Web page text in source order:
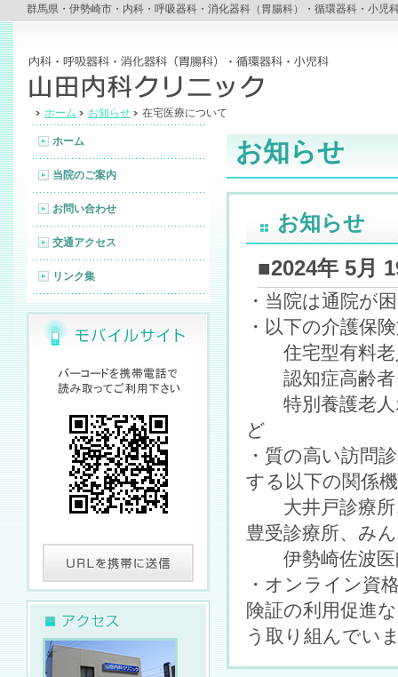
群馬県・伊勢崎市・内科・呼吸器科・消化器科（胃腸科）・循環器科・小児
ホーム お知らせ 在宅医療について
お知らせ
お知らせ
■2024年 5月
・当院は通院が
・以下の介護保
住宅型有
認知症高齢
特別養護
ど
・質の高い訪問
する以下の関係
大井戸診療所
豊受診療所、み
伊勢崎佐波医
・オンライン資
険証の利用促進
う取り組んでい
ホーム
当院のご案内
お問い合わせ
交通アクセス
リンク集